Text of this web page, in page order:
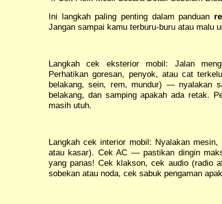
Ini langkah paling penting dalam panduan
Jangan sampai kamu terburu-buru atau malu
Langkah cek eksterior mobil: Jalan
Perhatikan goresan, penyok, atau cat
belakang, sein, rem, mundur) — nyalakan
belakang, dan samping apakah ada retak.
masih utuh.
Langkah cek interior mobil: Nyalakan
atau kasar). Cek AC — pastikan dingin
yang panas! Cek klakson, cek audio (radio
sobekan atau noda, cek sabuk pengaman